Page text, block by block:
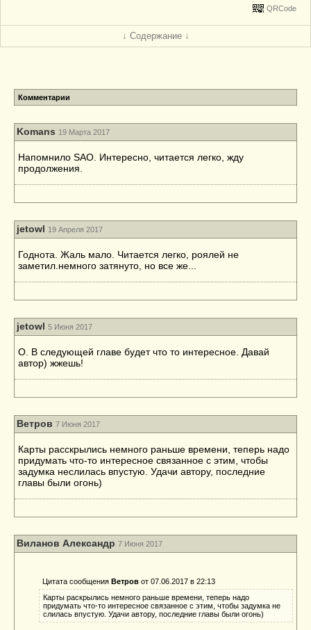
QRCode
↓ Содержание ↓
Комментарии
Komans 19 Марта 2017
Напомнило SAO. Интересно, читается легко, жду
продолжения.
jetowl 19 Апреля 2017
Годнота. Жаль мало. Читается легко, роялей не
заметил.немного затянуто, но все же...
jetowl 5 Июня 2017
О. В следующей главе будет что то интересное. Давай
автор) жжешь!
Ветров 7 Июня 2017
Карты расскрылись немного раньше времени, теперь надо
придумать что-то интересное связанное с этим, чтобы
задумка неслилась впустую. Удачи автору, последние
главы были огонь)
Виланов Александр 7 Июня 2017
Цитата сообщения Ветров от 07.06.2017 в 22:13
Карты раскрылись немного раньше времени, теперь надо
придумать что-то интересное связанное с этим, чтобы задумка не
слилась впустую. Удачи автору, последние главы были огонь)